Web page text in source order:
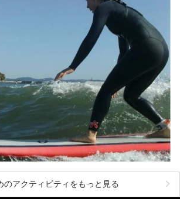
：株式会社西武・プリンスホテルズワールドワイド
事は箱根 芦ノ湖畔蛸川温泉 龍宮殿のPR記事です。
のアクティビティをもっと見る